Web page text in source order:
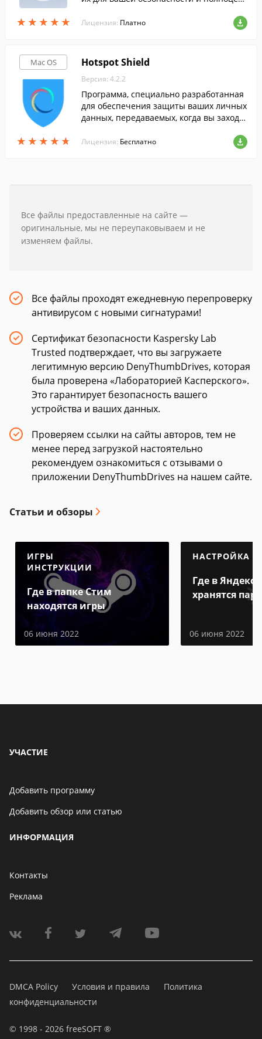
★ ★ ★ ★ ★
★ ★ ★ ★ ★
ресурсам.
Лицензия: Платно
Mac OS
★ ★ ★ ★ ★
★ ★ ★ ★ ★
Hotspot Shield
Версия: 4.2.2
Программа, специально разработанная
для обеспечения защиты ваших личных
данных, передаваемых, когда вы заходи
Лицензия: Бесплатно
Все файлы предоставленные на сайте —
оригинальные, мы не переупаковываем и не
изменяем файлы.
Все файлы проходят ежедневную перепроверку
антивирусом с новыми сигнатурами!
Сертификат безопасности Kaspersky Lab
Trusted подтверждает, что вы загружаете
легитимную версию DenyThumbDrives, которая
была проверена «Лабораторией Касперского».
Это гарантирует безопасность вашего
устройства и ваших данных.
Проверяем ссылки на сайты авторов, тем не
менее перед загрузкой настоятельно
рекомендуем ознакомиться с отзывами о
приложении DenyThumbDrives на нашем сайте.
Статьи и обзоры
ИГРЫ
ИНСТРУКЦИИ
Где в папке Стим
находятся игры
06 июня 2022
НАСТРОЙКА
Где в Яндекс
хранятся
06 июня 2022
УЧАСТИЕ
Добавить программу
Добавить обзор или статью
ИНФОРМАЦИЯ
Контакты
Реклама
DMCA Policy Условия и правила
Политика
конфиденциальности
© 1998 - 2026 freeSOFT ®